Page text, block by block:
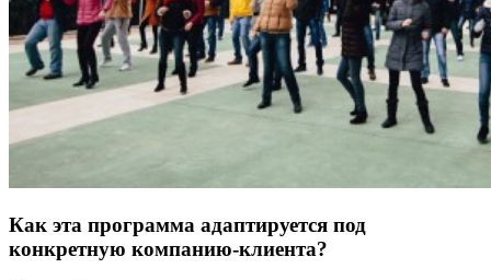
Как эта программа адаптируется под
конкретную компанию-клиента?